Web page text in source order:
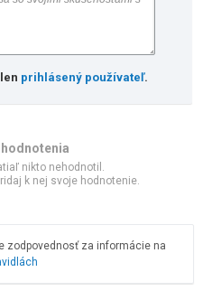
prihlásený používateľ.
nikto nehodnotil.
k nej svoje hodnotenie.
zodpovednosť za informácie na